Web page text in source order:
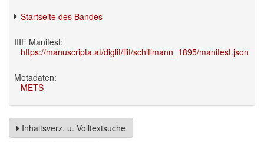
Startseite des Bandes
IIIF Manifest:
https://manuscripta.at/diglit/iiif/schiffmann_1895/manifest.json
Metadaten:
METS
Inhaltsverz. u. Volltextsuche